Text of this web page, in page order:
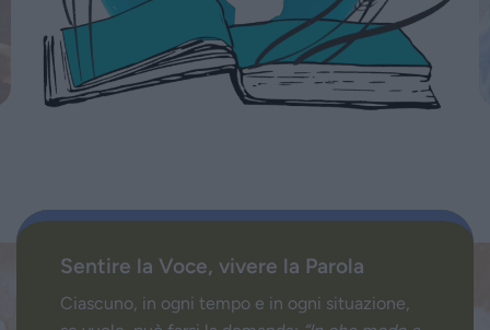
Sentire la Voce, vivere la Parola
Ciascuno, in ogni tempo e in ogni situazione,